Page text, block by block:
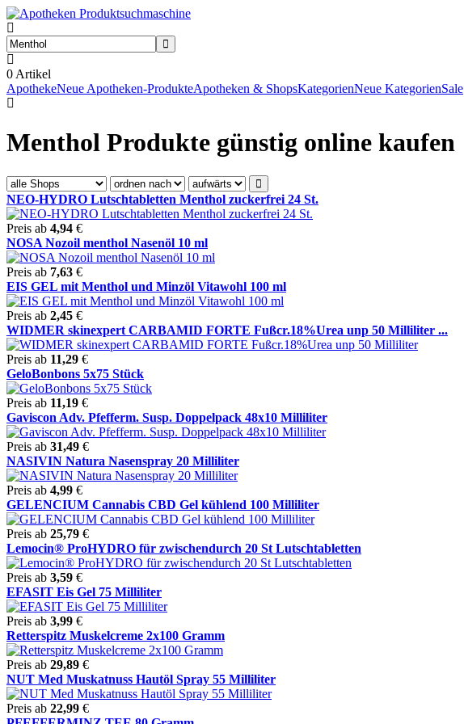
0 Artikel
ApothekeNeue Apotheken-ProdukteApotheken & ShopsKategorienNeue KategorienSale
Menthol Produkte günstig online kaufen
NEO-HYDRO Lutschtabletten Menthol zuckerfrei 24 St.
Preis ab 4,94 €
NOSA Nozoil menthol Nasenöl 10 ml
Preis ab 7,63 €
EIS GEL mit Menthol und Minzöl Vitawohl 100 ml
Preis ab 2,45 €
WIDMER skinexpert CARBAMID FORTE Fußcr.18%Urea unp 50 Milliliter ...
Preis ab 11,29 €
GeloBonbons 5x75 Stück
Preis ab 11,19 €
Gaviscon Adv. Pfefferm. Susp. Doppelpack 48x10 Milliliter
Preis ab 31,49 €
NASIVIN Natura Nasenspray 20 Milliliter
Preis ab 4,99 €
GELENCIUM Cannabis CBD Gel kühlend 100 Milliliter
Preis ab 25,79 €
Lemocin® ProHYDRO für zwischendurch 20 St Lutschtabletten
Preis ab 3,59 €
EFASIT Eis Gel 75 Milliliter
Preis ab 3,99 €
Retterspitz Muskelcreme 2x100 Gramm
Preis ab 29,89 €
NUT Med Muskatnuss Hautöl Spray 55 Milliliter
Preis ab 22,99 €